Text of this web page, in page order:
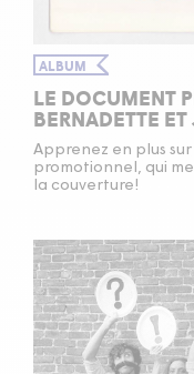
ALBUM
LE DOCUMENT
BERNADETTE
Apprenez en plus
promotionnel, qui
la couverture!